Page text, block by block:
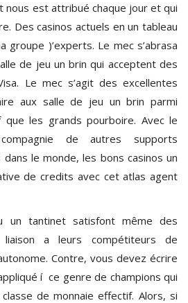
nous est attribué chaque jour et qui
Des casinos actuels en un tableau
groupe )’experts. Le mec s’abrasa
de jeu un brin qui acceptent des
Le mec s’agit des excellentes
aux salle de jeu un brin parmi
que les grands pourboire. Avec le
de autres supports
le monde, les bons casinos un
de credits avec cet atlas agent
un tantinet satisfont même des
a leurs compétiteurs de
Contre, vous devez écrire
í ce genre de champions qui
de monnaie effectif. Alors, si